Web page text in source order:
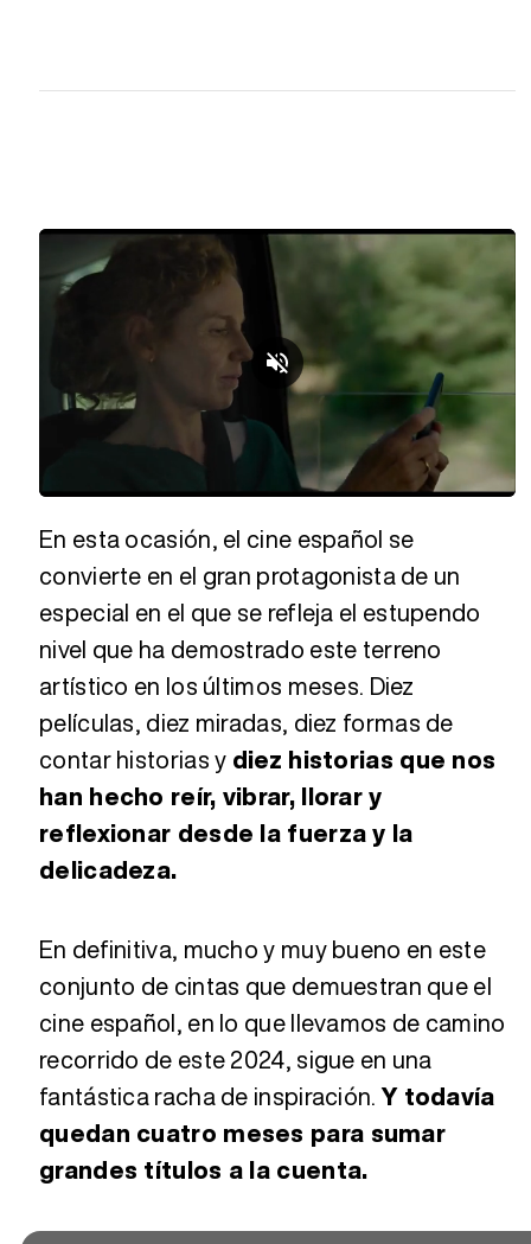
44.28%
En esta ocasión, el cine español se
convierte en el gran protagonista de un
especial en el que se refleja el estupendo
nivel que ha demostrado este terreno
artístico en los últimos meses. Diez
películas, diez miradas, diez formas de
contar historias y diez historias que nos
han hecho reír, vibrar, llorar y
reflexionar desde la fuerza y la
delicadeza.
En definitiva, mucho y muy bueno en este
conjunto de cintas que demuestran que el
cine español, en lo que llevamos de camino
recorrido de este 2024, sigue en una
fantástica racha de inspiración.Y todavía
quedan cuatro meses para sumar
grandes títulos a la cuenta.